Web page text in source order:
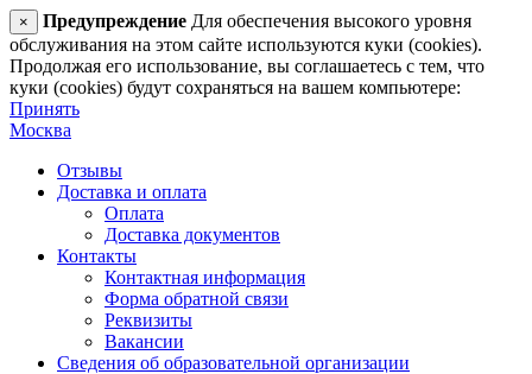
× Предупреждение Для обеспечения высокого уровня
обслуживания на этом сайте используются куки (cookies).
Продолжая его использование, вы соглашаетесь с тем, что
куки (cookies) будут сохраняться на вашем компьютере:
Принять
Москва
Отзывы
Доставка и оплата
Оплата
Доставка документов
Контакты
Контактная информация
Форма обратной связи
Реквизиты
Вакансии
Сведения об образовательной организации